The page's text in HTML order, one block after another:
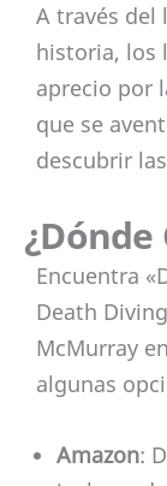
A través del
historia, los
aprecio por
que se
descubrir
Encuentra
Death
McMurray
algunas
Amazon: